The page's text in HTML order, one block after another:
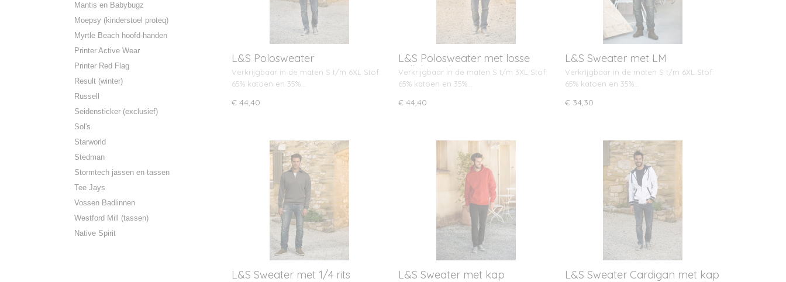
Mantis en Babybugz
Moepsy (kinderstoel proteq)
Myrtle Beach hoofd-handen
Printer Active Wear
Printer Red Flag
Result (winter)
Russell
Seidensticker (exclusief)
Sol's
Starworld
Stedman
Stormtech jassen en tassen
Tee Jays
Vossen Badlinnen
Westford Mill (tassen)
Native Spirit
L&S Polosweater
Verkrijgbaar in de maten S t/m 6XL Stof:
65% katoen en 35%…
€ 44,40
L&S Polosweater met losse
tailleboord
Verkrijgbaar in de maten S t/m 3XL Stof:
65% katoen en 35%…
€ 44,40
L&S Sweater met LM
Verkrijgbaar in de maten S t/m 6XL Stof:
65% katoen en 35%…
€ 34,30
L&S Sweater met 1/4 rits L&S Sweater met kap L&S Sweater Cardigan met kap